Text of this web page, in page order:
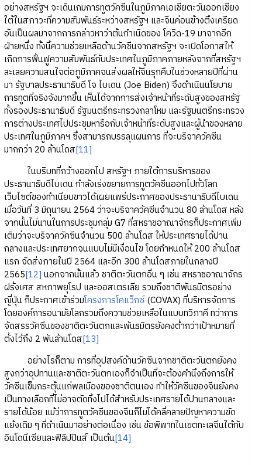
อย่างสหรัฐฯ จะเดินเกมการทูตวัคซีนในภูมิภาคเอเชียตะวันออกเชียง
ใต้ในสภาวะที่ความสัมพันธ์ระหว่างสหรัฐฯ และจีนค่อนข้างตึงเครียด
อันเป็นผลมาจากการกล่าวหาว่าต้นกำเนิดของ โควิด-19 มาจากอีก
ฝ่ายหนึ่ง ทั้งนี้ความช่วยเหลือด้านวัคซีนจากสหรัฐฯ จะเปิดโอกาสให้
เกิดการฟื้นฟูความสัมพันธ์กับประเทศในภูมิภาคภายหลังจากที่สหรัฐฯ
ละเลยความสนใจต่อภูมิภาคจนส่งผลให้จีนรุกคืบในช่วงหลายปีที่ผ่าน
มา รัฐบาลประธานาธิบดี โจ ไบเดน (Joe Biden) จึงดำเนินนโยบาย
การทูตที่จริงจังมากขึ้น เห็นได้จากการส่งเจ้าหน้าที่ระดับสูงของสหรัฐ
ทั้งรองประธานาธิบดี รัฐมนตรีกระทรวงกลาโหม และรัฐมนตรีกระทรวง
การต่างประเทศไปประชุมหารือกับเจ้าหน้าที่ระดับสูงและผู้นำของหลาย
ประเทศในภูมิภาคฯ ซึ่งสามารถบรรลุแผนการ ที่จะบริจาควัคซีน
มากกว่า 20 ล้านโดส[11]
ในบริบทที่กว้างออกไป สหรัฐฯ ภายใต้การบริหารของ
ประธานาธิบดีไบเดน กำลังเร่งขยายการทูตวัคซีนออกไปทั่วโลก
เว็บไซต์ของทำเนียบขาวได้เผยแพร่ประกาศของประธานาธิบดีไบเดน
เมื่อวันที่ 3 มิถุนายน 2564 ว่าจะบริจาควัคซีนจำนวน 80 ล้านโดส หลัง
จากนั้นไม่นานในการประชุมกลุ่ม G7 ที่สหราชอาณาจักรก็ประกาศเพิ่ม
เติมว่าจะบริจาควัคซีนจำนวน 500 ล้านโดส ให้ประเทศรายได้ปาน
กลางและประเทศยากจนแบบไม่มีเงื่อนไข โดยกำหนดให้ 200 ล้านโดส
แรก จัดส่งภายในปี 2564 และอีก 300 ล้านโดสภายในกลางปี
2565[12] นอกจากนั้นแล้ว ชาติตะวันตกอื่น ๆ เช่น สหราชอาณาจักร
ฝรั่งเศส สหภาพยุโรป และออสเตรเลีย รวมถึงชาติพันธมิตรอย่าง
ญี่ปุ่น ก็ประกาศเข้าร่วมโครงการโคแว็กซ์(COVAX) ที่บริหารจัดการ
โดยองค์การอนามัยโลกรวมถึงความช่วยเหลือในแบบทวิภาคี ทว่าการ
จัดสรรวัคซีนของชาติตะวันตกและพันธมิตรยังคงต่ำกว่าเป้าหมายที่
ตั้งไว้ถึง 2 พันล้านโดส[13]
อย่างไรก็ตาม การที่อุปสงค์ด้านวัคซีนจากชาติตะวันตกยังคง
สูงกว่าอุปทานและชาติตะวันตกเองก็จำเป็นที่จะต้องคำนึงถึงการให้
วัคซีนเข็มกระตุ้นแก่พลเมืองของชาติตนเอง ทำให้วัคซีนของจีนยังคง
เป็นทางเลือกที่ไม่อาจตัดทิ้งไปได้สำหรับประเทศรายได้ปานกลางและ
รายได้น้อย แม้ว่าการทูตวัคซีนของจีนก็ไม่ได้คลี่คลายปัญหาความขัด
แย้งเดิม ๆ ที่ดำเนินมาอย่างต่อเนื่อง เช่น ข้อพิพาทในเขตทะเลจีนใต้กับ
อินโดนีเซียและฟิลิปปินส์ เป็นต้น[14]